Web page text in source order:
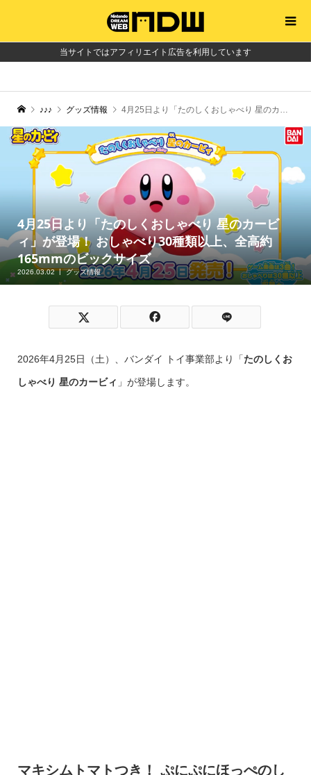
当サイトではアフィリエイト広告を利用しています
♪♪♪ グッズ情報 4月25日より「たのしくおしゃべり 星のカービィ」が登場！ おしゃべり30種類以上、全高約165mmのビックサイズ
4月25日より「たのしくおしゃべり 星のカービ
ィ」が登場！ おしゃべり30種類以上、全高約
165mmのビックサイズ
2026.03.02 グッズ情報
2026年4月25日（土）、バンダイ トイ事業部より「たのしくお
しゃべり 星のカービィ 」が登場します。
マキシムトマトつき！ ぷにぷにほっぺのし